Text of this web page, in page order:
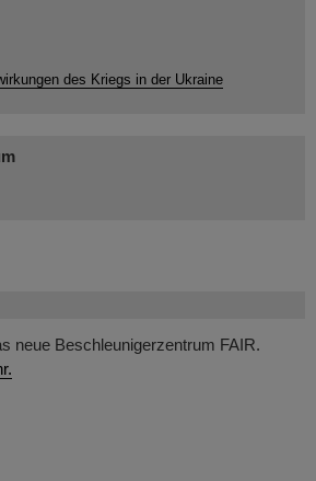
neue Beschleunigerzentrum FAIR.
des Kriegs in der Ukraine